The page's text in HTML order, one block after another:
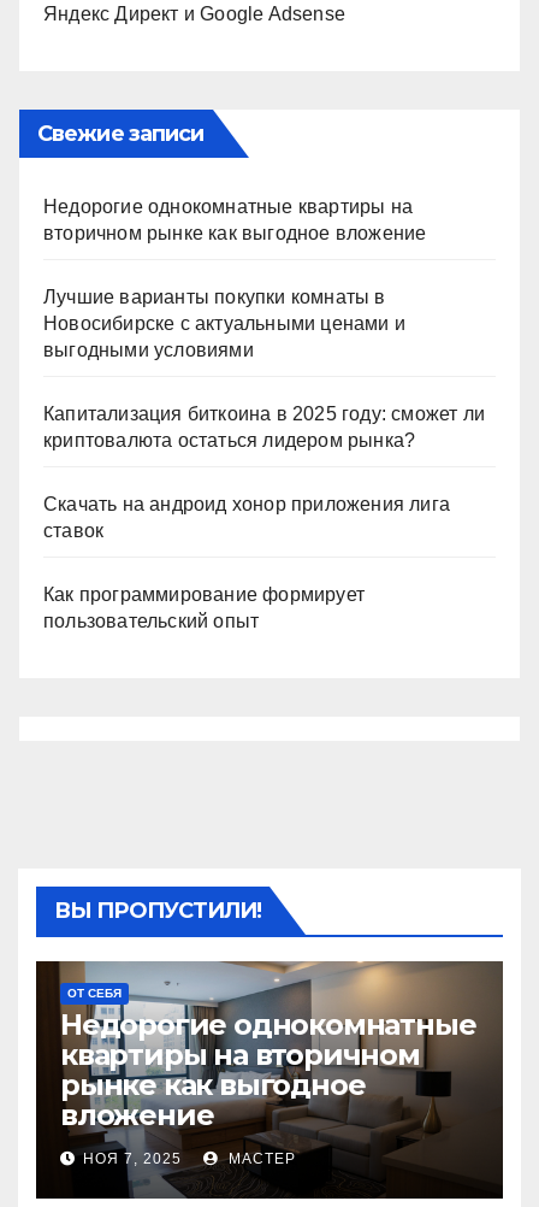
Яндекс Директ и Google Adsense
Свежие записи
Недорогие однокомнатные квартиры на
вторичном рынке как выгодное вложение
Лучшие варианты покупки комнаты в
Новосибирске с актуальными ценами и
выгодными условиями
Капитализация биткоина в 2025 году: сможет ли
криптовалюта остаться лидером рынка?
Скачать на андроид хонор приложения лига
ставок
Как программирование формирует
пользовательский опыт
ВЫ ПРОПУСТИЛИ!
ОТ СЕБЯ
Недорогие однокомнатные
квартиры на вторичном
рынке как выгодное
вложение
НОЯ 7, 2025 МАСТЕР